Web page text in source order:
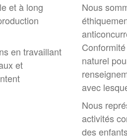
et à long
en travaillant
et
Nous
naturel
avec
Nous
activités
des